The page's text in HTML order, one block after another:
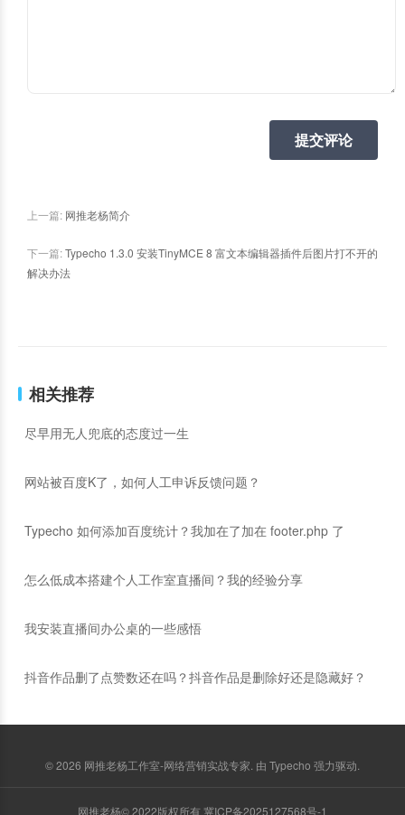
提交评论
上一篇: 网推老杨简介
下一篇:Typecho 1.3.0 安装TinyMCE 8 富文本编辑器插件后图片打不开的
解决办法
相关推荐
尽早用无人兜底的态度过一生
网站被百度K了，如何人工申诉反馈问题？
Typecho 如何添加百度统计？我加在了加在 footer.php 了
怎么低成本搭建个人工作室直播间？我的经验分享
我安装直播间办公桌的一些感悟
抖音作品删了点赞数还在吗？抖音作品是删除好还是隐藏好？
© 2026 网推老杨工作室-网络营销实战专家 . 由 Typecho 强力驱动.
网推老杨© 2022版权所有冀ICP备2025127568号-1